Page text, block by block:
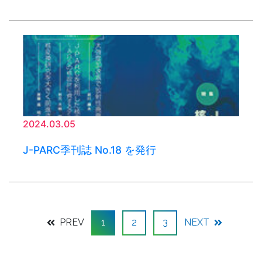
2024.03.05
J-PARC季刊誌 No.18 を発行
PREV 1 2 3 NEXT